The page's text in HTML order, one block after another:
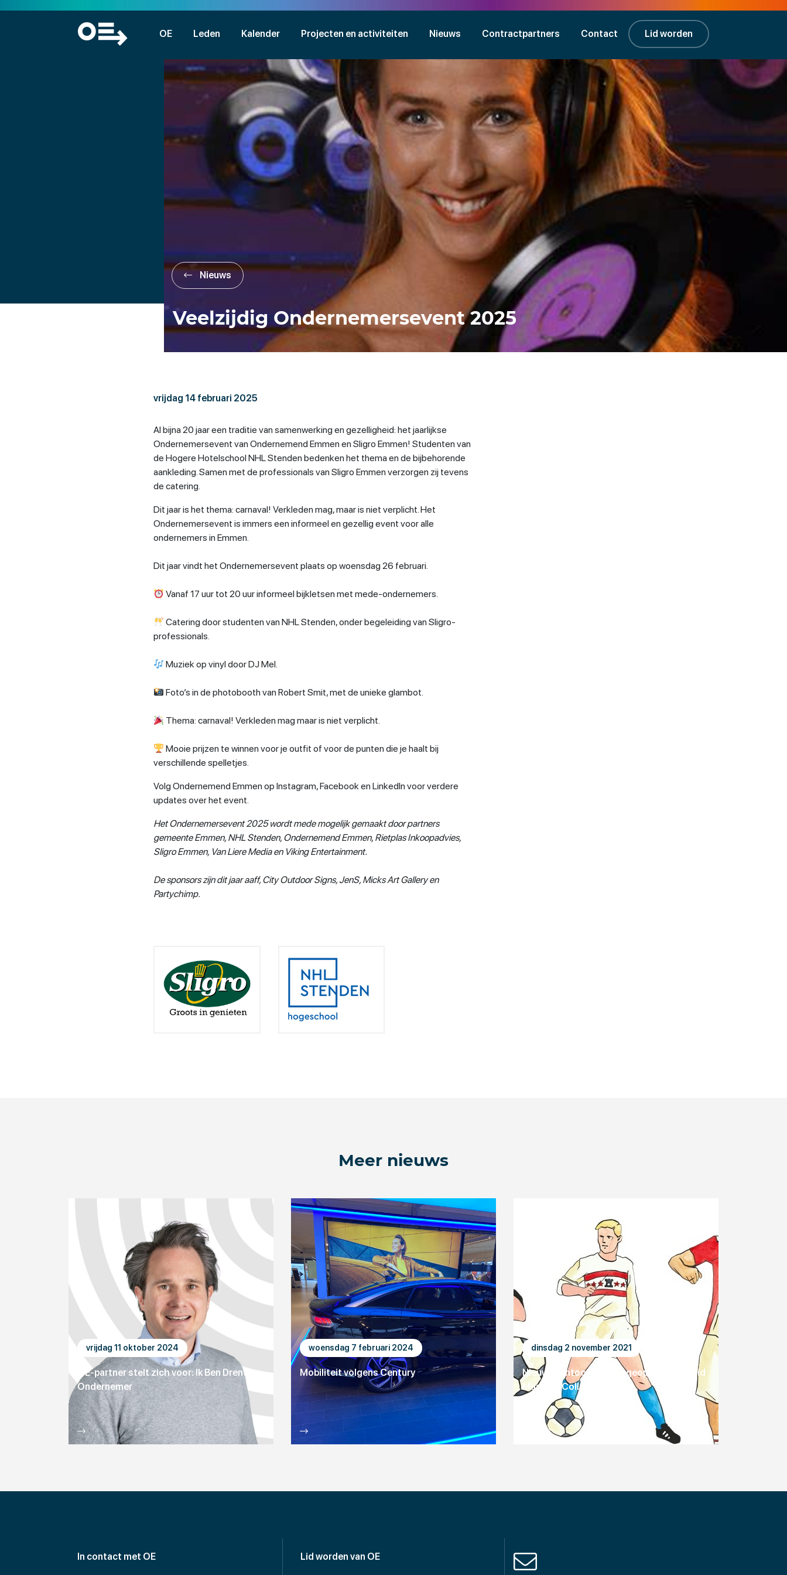
OE Leden Kalender Projecten en activiteiten Nieuws Contractpartners Contact Lid worden
Nieuws
Veelzijdig Ondernemersevent 2025
vrijdag 14 februari 2025
Al bijna 20 jaar een traditie van samenwerking en gezelligheid: het jaarlijkse
Ondernemersevent van Ondernemend Emmen en Sligro Emmen! Studenten van
de Hogere Hotelschool NHL Stenden bedenken het thema en de bijbehorende
aankleding. Samen met de professionals van Sligro Emmen verzorgen zij tevens
de catering.
Dit jaar is het thema: carnaval! Verkleden mag, maar is niet verplicht. Het
Ondernemersevent is immers een informeel en gezellig event voor alle
ondernemers in Emmen.
Dit jaar vindt het Ondernemersevent plaats op woensdag 26 februari.
Vanaf 17 uur tot 20 uur informeel bijkletsen met mede-ondernemers.
Catering door studenten van NHL Stenden, onder begeleiding van Sligro-
professionals.
Muziek op vinyl door DJ Mel.
Foto’s in de photobooth van Robert Smit, met de unieke glambot.
Thema: carnaval! Verkleden mag maar is niet verplicht.
Mooie prijzen te winnen voor je outfit of voor de punten die je haalt bij
verschillende spelletjes.
Volg Ondernemend Emmen op Instagram, Facebook en LinkedIn voor verdere
updates over het event.
Het Ondernemersevent 2025 wordt mede mogelijk gemaakt door partners
gemeente Emmen, NHL Stenden, Ondernemend Emmen, Rietplas Inkoopadvies,
Sligro Emmen, Van Liere Media en Viking Entertainment.
De sponsors zijn dit jaar aaff, City Outdoor Signs, JenS, Micks Art Gallery en
Partychimp.
Meer nieuws
vrijdag 11 oktober 2024
OE-partner stelt zich voor: Ik Ben Drents
Ondernemer
woensdag 7 februari 2024
Mobiliteit volgens Century
dinsdag 2 november 2021
Nieuwe tentoonstelling geopend bij OE-lid
Museum Collectie Brands
In contact met OE Lid worden van OE